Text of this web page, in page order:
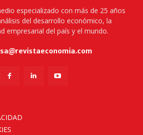
especializado con más de 25 años
del desarrollo económico, la
empresarial del país y el mundo.